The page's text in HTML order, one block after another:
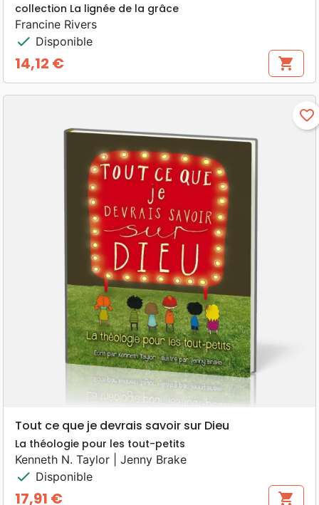
collection La lignée de la grâce
Francine Rivers
check Disponible
Prix
14,12 € shopping_cart
favorite_border
Tout ce que je devrais savoir sur Dieu
La théologie pour les tout-petits
Kenneth N. Taylor | Jenny Brake
check Disponible
17,91 € shopping_cart